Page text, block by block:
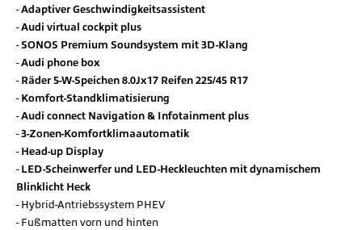
Adaptiver Geschwindigkeitsassistent
Audi virtual cockpit plus
SONOS Premium Soundsystem mit 3D-Klang
Audi phone box
Räder 5-W-Speichen 8.0Jx17 Reifen 225/45 R17
Komfort-Standklimatisierung
Audi connect Navigation & Infotainment plus
3-Zonen-Komfortklimaautomatik
Head-up Display
LED-Scheinwerfer und LED-Heckleuchten mit dynamischem
Blinklicht Heck
Hybrid-Antriebssystem PHEV
Fußmatten vorn und hinten